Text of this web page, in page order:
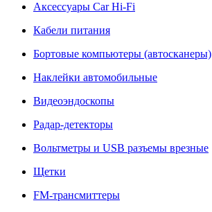
Аксессуары Car Hi-Fi
Кабели питания
Бортовые компьютеры (автосканеры)
Наклейки автомобильные
Видеоэндоскопы
Радар-детекторы
Вольтметры и USB разъемы врезные
Щетки
FM-трансмиттеры